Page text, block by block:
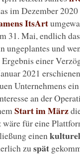
im Dezember
ItsArt
31. Mai, endlich
ungeplantes und
einer
2021
Unternehmens
an der
Start im März
für eine
einen
zu spät